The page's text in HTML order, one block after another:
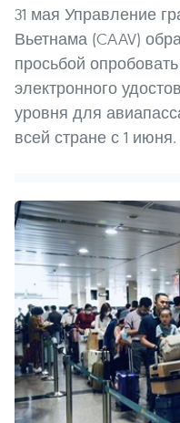
31 мая Управление
Вьетнама (CAAV)
просьбой
электронного
уровня для
всей стране с 1 июня.